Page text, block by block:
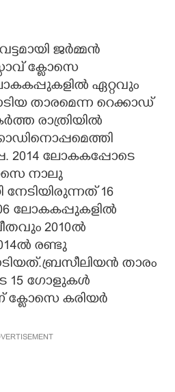
ജർമ്മൻ
ക്ളോസെ
ഏറ്റവും
താരമെന്ന റെക്കാഡ്
രാത്രിയിൽ
2014 ലോകകപ്പോടെ
നാലു
16
ലോകകപ്പുകളിൽ
2010ൽ
രണ്ടു
താരം
15 ഗോളുകൾ
ക്ളോസെ കരിയർ